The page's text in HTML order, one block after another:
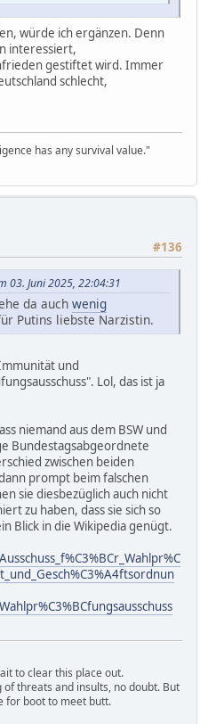
würde ich ergänzen. Denn
interessiert,
gestiftet wird. Immer
schlecht,
has any survival value."
#136
03. Juni 2025, 22:04:31
da auch wenig
Putins liebste Narzistin.
und
Lol, das ist ja
niemand aus dem BSW und
Bundestagsabgeordnete
zwischen beiden
prompt beim falschen
sie diesbezüglich auch nicht
zu haben, dass sie sich so
Blick in die Wikipedia genügt.
to clear this place out.
threats and insults, no doubt. But
for boot to meet butt.